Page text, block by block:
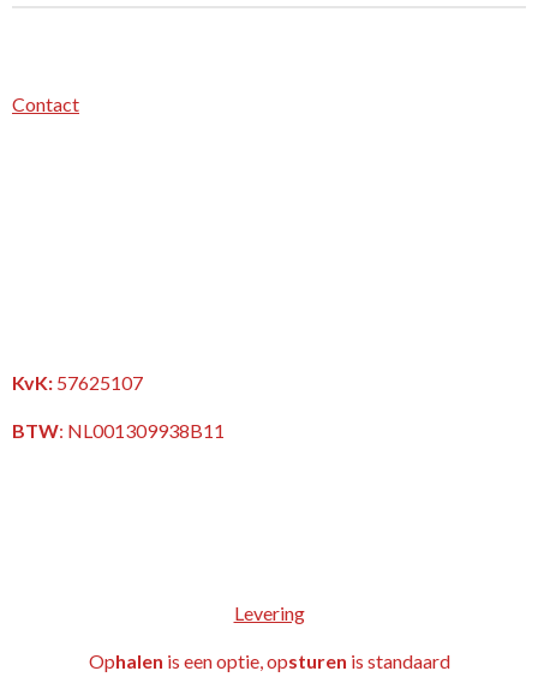
Contact
KvK: 57625107
BTW: NL001309938B11
Levering
Ophalen is een optie, opsturen is standaard